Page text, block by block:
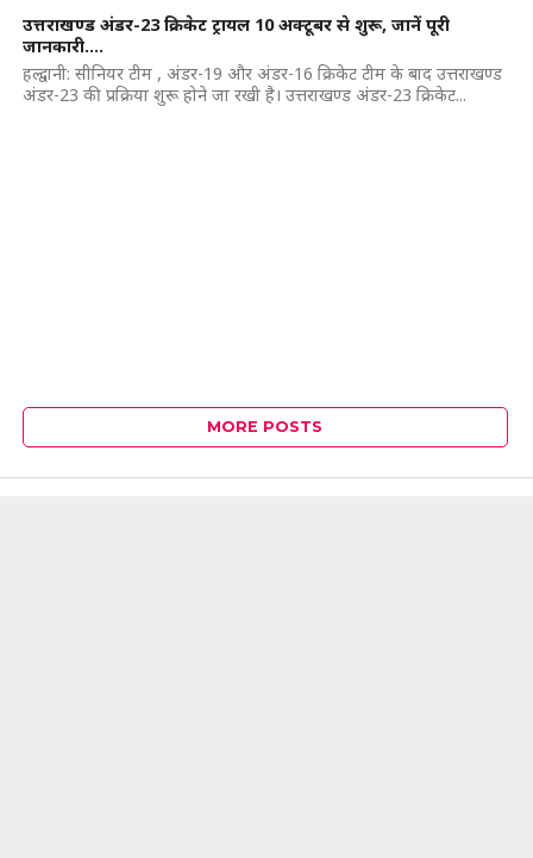
उत्तराखण्ड अंडर-23 क्रिकेट ट्रायल 10 अक्टूबर से शुरू, जानें पूरी
जानकारी….
हल्द्वानी: सीनियर टीम , अंडर-19 और अंडर-16 क्रिकेट टीम के बाद उत्तराखण्ड
अंडर-23 की प्रक्रिया शुरू होने जा रखी है। उत्तराखण्ड अंडर-23 क्रिकेट...
MORE POSTS